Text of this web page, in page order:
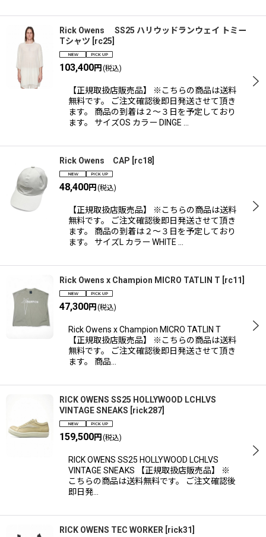
Rick Owens SS25 ハリウッドランウェイ トミー
Tシャツ rc25
103,400円 (税込)
【正規取扱店販売品】 ※こちらの商品は送料
無料です。 ご注文確認後即日発送させて頂き
ます。 商品の到着は２〜３日を予定しており
ます。 サイズOS カラー DINGE …
Rick Owens CAP rc18
48,400円 (税込)
【正規取扱店販売品】 ※こちらの商品は送料
無料です。 ご注文確認後即日発送させて頂き
ます。 商品の到着は２〜３日を予定しており
ます。 サイズL カラー WHITE …
Rick Owens x Champion MICRO TATLIN T rc11
47,300円 (税込)
Rick Owens x Champion MICRO TATLIN T
【正規取扱店販売品】 ※こちらの商品は送料
無料です。 ご注文確認後即日発送させて頂き
ます。 商品…
RICK OWENS SS25 HOLLYWOOD LCHLVS
VINTAGE SNEAKS rick287
159,500円 (税込)
RICK OWENS SS25 HOLLYWOOD LCHLVS
VINTAGE SNEAKS 【正規取扱店販売品】 ※
こちらの商品は送料無料です。 ご注文確認後
即日発…
RICK OWENS TEC WORKER rick31